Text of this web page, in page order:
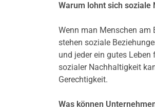
Warum lohnt sich soziale
Wenn man Menschen am
stehen soziale
und jeder ein gutes
sozialer Nachhaltigkeit
Gerechtigkeit.
Was können